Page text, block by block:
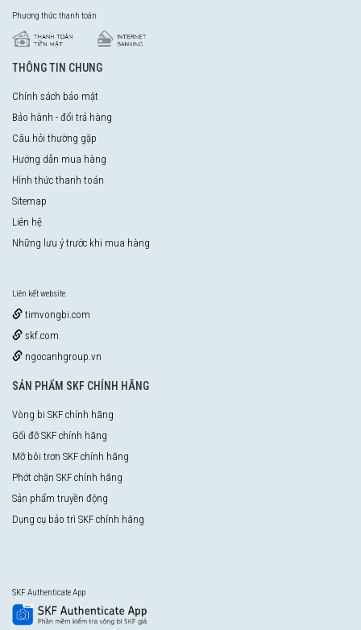
Phương thức thanh toán
THÔNG TIN CHUNG
Chính sách bảo mật
Bảo hành - đổi trả hàng
Câu hỏi thường gặp
Hướng dẫn mua hàng
Hình thức thanh toán
Sitemap
Liên hệ
Những lưu ý trước khi mua hàng
Liên kết website
timvongbi.com
skf.com
ngocanhgroup.vn
SẢN PHẨM SKF CHÍNH HÃNG
Vòng bi SKF chính hãng
Gối đỡ SKF chính hãng
Mỡ bôi trơn SKF chính hãng
Phớt chặn SKF chính hãng
Sản phẩm truyền động
Dụng cụ bảo trì SKF chính hãng
SKF Authenticate App